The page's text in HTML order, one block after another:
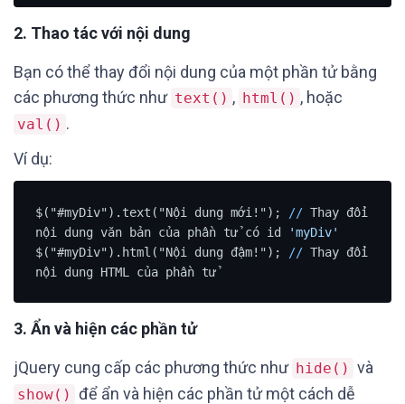
2. Thao tác với nội dung
Bạn có thể thay đổi nội dung của một phần tử bằng
các phương thức như text() , html() , hoặc
val() .
Ví dụ:
$("#myDiv").text("Nội dung mới!"); // Thay đổi
nội dung văn bản của phần tử có id
'myDiv'
$("#myDiv").html("Nội dung đậm!");
// Thay đổi
nội dung HTML của phần tử
3. Ẩn và hiện các phần tử
jQuery cung cấp các phương thức như hide() và
show() để ẩn và hiện các phần tử một cách dễ